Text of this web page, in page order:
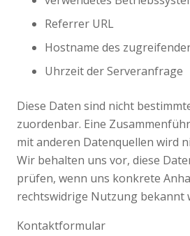
Referrer URL
Hostname des
Uhrzeit der Serveranfrage
Diese Daten sind nicht
zuordenbar. Eine
mit anderen Datenquellen wird
Wir behalten uns vor, diese
prüfen, wenn uns konkrete
rechtswidrige Nutzung bekannt
Kontaktformular